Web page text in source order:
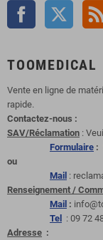
Facebook Twitter
TOOMEDICAL
Vente en ligne de
rapide.
Contactez-nous :
SAV/Réclamation :
Formulaire :
ou
Mail :
Renseignement /
Mail :
Tel
: 09 72
Adresse :